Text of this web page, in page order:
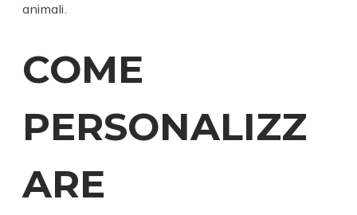
animali.
COME
PERSONALIZZ
ARE